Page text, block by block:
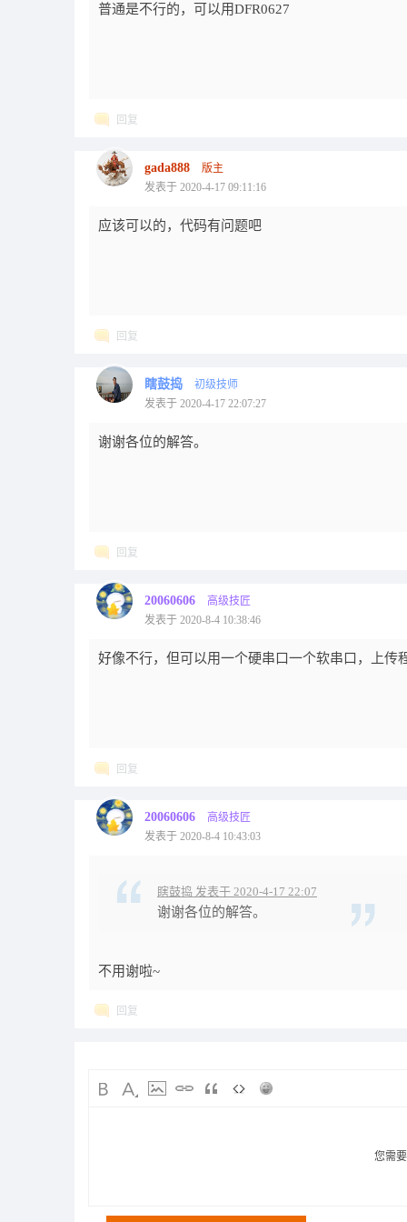
普通是不行的，可以用DFR0627
回复
gada888
版主
发表于 2020-4-17 09:11:16
应该可以的，代码有问题吧
回复
瞎鼓捣
初级技师
发表于 2020-4-17 22:07:27
谢谢各位的解答。
回复
20060606
高级技匠
发表于 2020-8-4 10:38:46
好像不行，但可以用一个硬串口一个软串口，上传
回复
20060606
高级技匠
发表于 2020-8-4 10:43:03
瞎鼓捣 发表于 2020-4-17 22:07
谢谢各位的解答。
不用谢啦~
回复
您需